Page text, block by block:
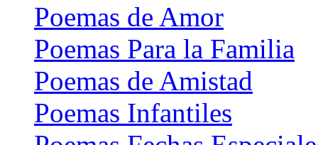
Poemas de Amor
Poemas Para la Familia
Poemas de Amistad
Poemas Infantiles